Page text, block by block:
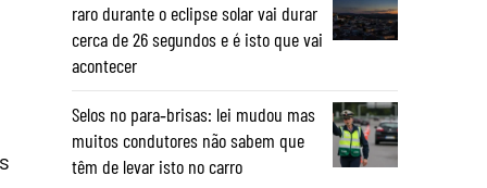
raro durante o eclipse solar vai durar
cerca de 26 segundos e é isto que vai
acontecer
Selos no para‑brisas: lei mudou mas
muitos condutores não sabem que
têm de levar isto no carro